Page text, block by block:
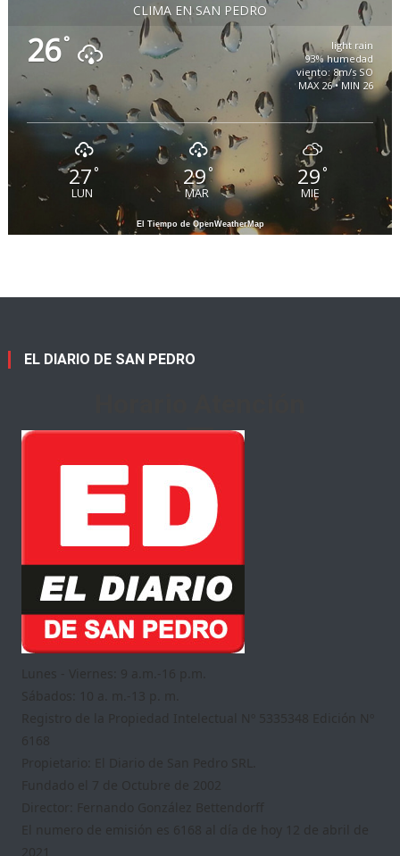
CLIMA EN SAN PEDRO
26°
light rain
93% humedad
viento: 8m/s SO
MAX 26 • MIN 26
27°
LUN
29 °
MAR
29°
MIE
El Tiempo de OpenWeatherMap
EL DIARIO DE SAN PEDRO
Lunes - Viernes: 9 a.m.-16 p.m.
Sábados: 10 a. m.-13 p. m.
Registro de la Propiedad Intelectual Nº 5335348 Edición Nº
6168
Propietario: El Diario de San Pedro SRL.
Fundado el 7 de Octubre de 2002
Director: Fernando González Bettendorff
El numero de emisión es 6168 al día de hoy 12 de abril de
2021